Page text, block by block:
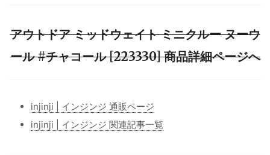
アウトドア ミッドウェイト ミニクルー ヌーウ
ール #チャコール [223330] 商品詳細ページへ
injinji | インジンジ 通販ページ
injinji | インジンジ 関連記事一覧